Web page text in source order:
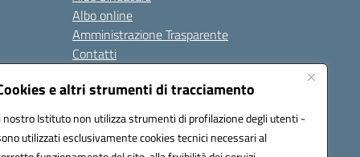
e altri strumenti di tracciamento
nostro Istituto non utilizza strumenti di profilazione degli utenti -
utilizzati esclusivamente cookies tecnici necessari al
Albo online
Amministrazione Trasparente
Contatti